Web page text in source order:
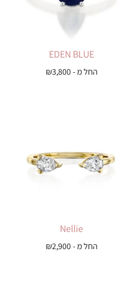
EDEN BLUE
החל מ - ₪3,800
Nellie
החל מ - ₪2,900